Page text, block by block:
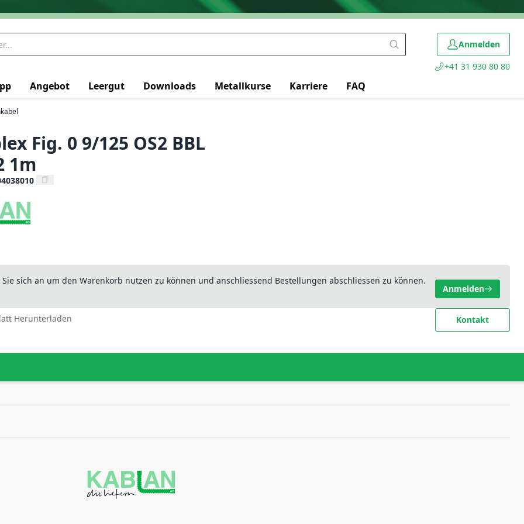
Anmelden
+41 31 930 80 80
Angebot Leergut Downloads Metallkurse Karriere FAQ
Fig. 0 9/125 OS2 BBL
1m
sich an um den Warenkorb nutzen zu können und anschliessend Bestellungen abschliessen zu können.
Anmelden
Herunterladen Kontakt